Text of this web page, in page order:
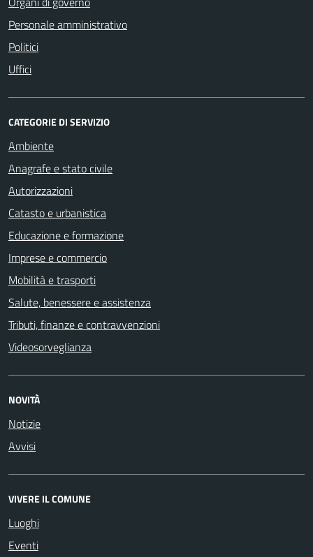
Personale amministrativo
Politici
Uffici
CATEGORIE DI SERVIZIO
Ambiente
Anagrafe e stato civile
Autorizzazioni
Catasto e urbanistica
Educazione e formazione
Imprese e commercio
Mobilità e trasporti
Salute, benessere e assistenza
Tributi, finanze e contravvenzioni
Videosorveglianza
NOVITÀ
Notizie
Avvisi
VIVERE IL COMUNE
Luoghi
Eventi